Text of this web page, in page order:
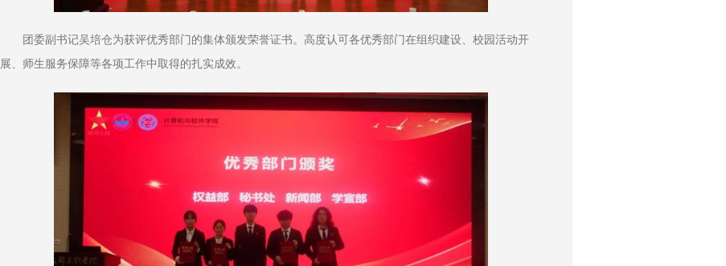
团委副书记吴培仓为获评优秀部门的集体颁发荣誉证书。高度认可各优秀部门在组织建设、校园活动开
展、师生服务保障等各项工作中取得的扎实成效。